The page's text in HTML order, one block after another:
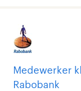
Medewerker
Rabobank